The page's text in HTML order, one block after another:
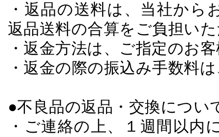
・返品の送料は、当社か
返品送料の合算をご負担い
・返金方法は、ご指定のお
・返金の際の振込み手数料
●不良品の返品・交換につい
・ご連絡の上、１週間以